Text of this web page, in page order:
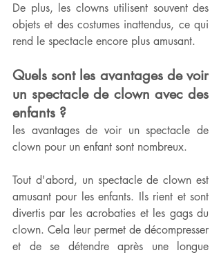
De plus, les clowns utilisent souvent des
objets et des costumes inattendus, ce qui
rend le spectacle encore plus amusant.
Quels sont les avantages de voir
un spectacle de clown avec des
enfants ?
les avantages de voir un spectacle de
clown pour un enfant sont nombreux.
Tout d'abord, un spectacle de clown est
amusant pour les enfants. Ils rient et sont
divertis par les acrobaties et les gags du
clown. Cela leur permet de décompresser
et de se détendre après une longue